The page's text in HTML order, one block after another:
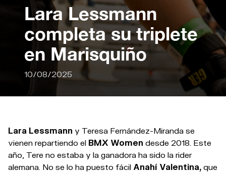
Lara Lessmann
completa su triplete
en Marisquiño
10/08/2025
Lara Lessmann y Teresa Fernández-Miranda se
vienen repartiendo el BMX Women desde 2018. Este
año, Tere no estaba y la ganadora ha sido la rider
alemana. No se lo ha puesto fácil Anahí Valentina, que